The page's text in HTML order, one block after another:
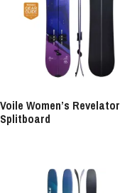
Voile Women’s Revelator
Splitboard